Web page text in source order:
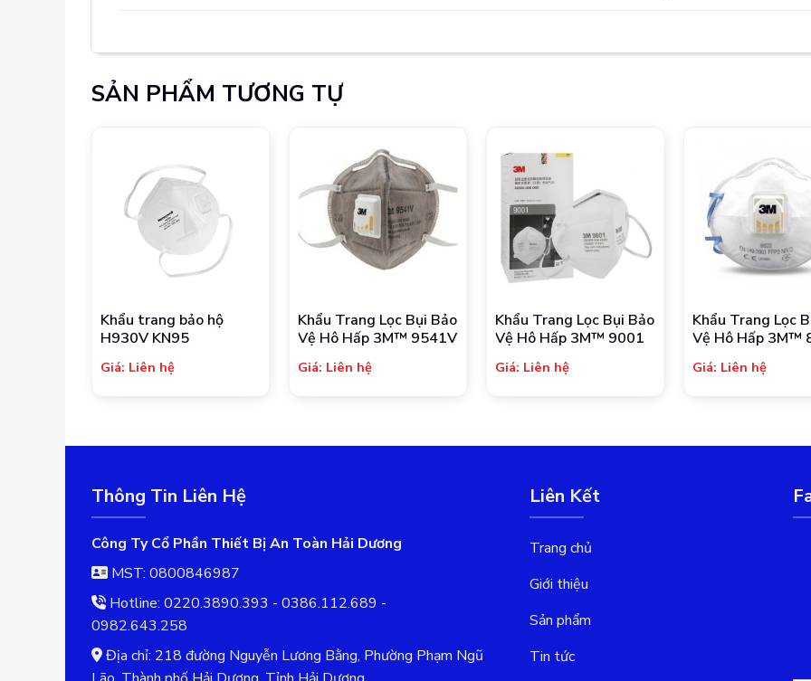
SẢN PHẨM TƯƠNG TỰ
Khẩu trang bảo hộ
H930V KN95
Giá: Liên hệ
Khẩu Trang Lọc Bụi Bảo
Vệ Hô Hấp 3M™ 9541V
Giá: Liên hệ
Khẩu Trang Lọc Bụi Bảo
Vệ Hô Hấp 3M™ 9001
Giá: Liên hệ
Khẩu Trang Lọc
Vệ Hô Hấp 3M™
10 Cái/Hộp, 24
Giá: Liên hệ
Thông Tin Liên Hệ
Công Ty Cổ Phần Thiết Bị An Toàn Hải Dương
MST: 0800846987
Hotline: 0220.3890.393 - 0386.112.689 -
0982.643.258
Địa chỉ: 218 đường Nguyễn Lương Bằng, Phường Phạm Ngũ
Liên Kết
Trang chủ
Giới thiệu
Sản phẩm
Tin tức